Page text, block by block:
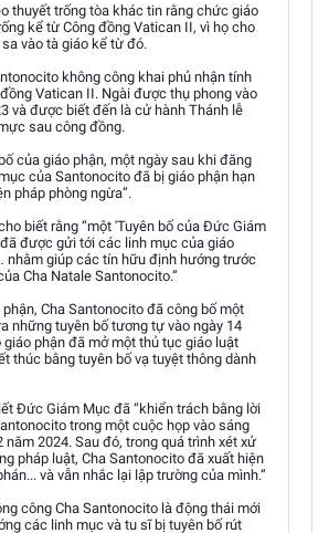
thuyết trống tòa khác tin rằng chức giáo
kể từ Công đồng Vatican II, vì họ cho
vào tà giáo kể từ đó.
không công khai phủ nhận tính
Vatican II. Ngài được thụ phong vào
và được biết đến là cử hành Thánh lễ
sau công đồng.
của giáo phận, một ngày sau khi đăng
của Santonocito đã bị giáo phận hạn
pháp phòng ngừa”.
biết rằng “một 'Tuyên bố của Đức Giám
được gửi tới các linh mục của giáo
nhằm giúp các tín hữu định hướng trước
Cha Natale Santonocito.”
Cha Santonocito đã công bố một
những tuyên bố tương tự vào ngày 14
giáo phận đã mở một thủ tục giáo luật
thúc bằng tuyên bố vạ tuyệt thông dành
Đức Giám Mục đã “khiển trách bằng lời
trong một cuộc họp vào sáng
năm 2024. Sau đó, trong quá trình xét xử
pháp luật, Cha Santonocito đã xuất hiện
và vẫn nhắc lại lập trường của mình.”
công Cha Santonocito là động thái mới
các linh mục và tu sĩ bị tuyên bố rút